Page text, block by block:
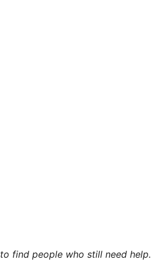
find people who still need help.